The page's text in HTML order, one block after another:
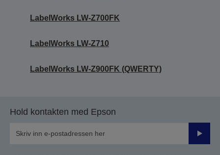
LabelWorks LW-Z700FK
LabelWorks LW-Z710
LabelWorks LW-Z900FK (QWERTY)
Hold kontakten med Epson
Send